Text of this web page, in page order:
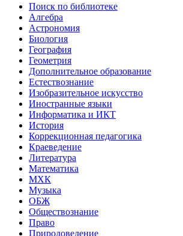
Поиск по библиотеке
Алгебра
Астрономия
Биология
География
Геометрия
Дополнительное образование
Естествознание
Изобразительное искусство
Иностранные языки
Информатика и ИКТ
История
Коррекционная педагогика
Краеведение
Литература
Математика
МХК
Музыка
ОБЖ
Обществознание
Право
Природоведение